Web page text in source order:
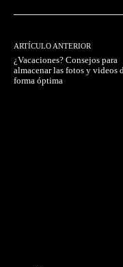
ARTÍCULO ANTERIOR
¿Vacaciones? Consejos para
almacenar las fotos y videos
forma óptima